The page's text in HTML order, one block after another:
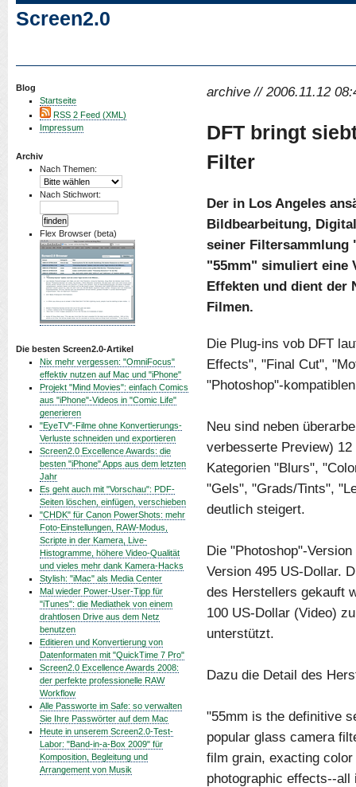
Screen2.0
Blog
Startseite
RSS 2 Feed (XML)
Impressum
Archiv
Nach Themen:
Nach Stichwort:
Flex Browser (beta)
Die besten Screen2.0-Artikel
Nix mehr vergessen: "OmniFocus"
effektiv nutzen auf Mac und "iPhone"
Projekt "Mind Movies": einfach Comics
aus "iPhone"-Videos in "Comic Life"
generieren
"EyeTV"-Filme ohne Konvertierungs-
Verluste schneiden und exportieren
Screen2.0 Excellence Awards: die
besten "iPhone" Apps aus dem letzten
Jahr
Es geht auch mit "Vorschau": PDF-
Seiten löschen, einfügen, verschieben
"CHDK" für Canon PowerShots: mehr
Foto-Einstellungen, RAW-Modus,
Scripte in der Kamera, Live-
Histogramme, höhere Video-Qualität
und vieles mehr dank Kamera-Hacks
Stylish: "iMac" als Media Center
Mal wieder Power-User-Tipp für
"iTunes": die Mediathek von einem
drahtlosen Drive aus dem Netz
benutzen
Editieren und Konvertierung von
Datenformaten mit "QuickTime 7 Pro"
Screen2.0 Excellence Awards 2008:
der perfekte professionelle RAW
Workflow
Alle Passworte im Safe: so verwalten
Sie Ihre Passwörter auf dem Mac
Heute in unserem Screen2.0-Test-
Labor: "Band-in-a-Box 2009" für
Komposition, Begleitung und
Arrangement von Musik
archive // 2006.11.12
DFT bringt
Filter
Der in Los Angeles
Bildbearbeitung,
seiner Filtersammlung
"55mm" simuliert eine
Effekten und dient der
Filmen.
Die Plug-ins vob DFT
Effects", "Final Cut",
"Photoshop"-
Neu sind neben
verbesserte Preview)
Kategorien "Blurs",
"Gels", "Grads/Tints",
deutlich steigert.
Die "Photoshop"-
Version 495 US-Dollar.
des Herstellers gekauft
100 US-Dollar (Video)
unterstützt.
Dazu die Detail des
"55mm is the definitive
popular glass camera
film grain, exacting
photographic effects--